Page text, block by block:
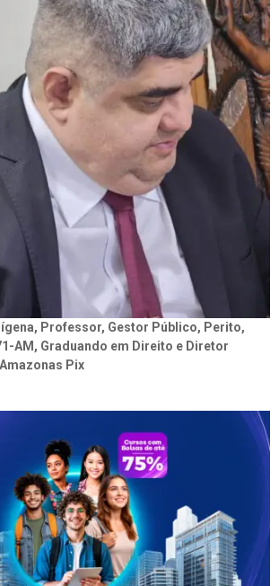
Professor, Gestor Público, Perito,
AM, Graduando em Direito e Diretor
Pix